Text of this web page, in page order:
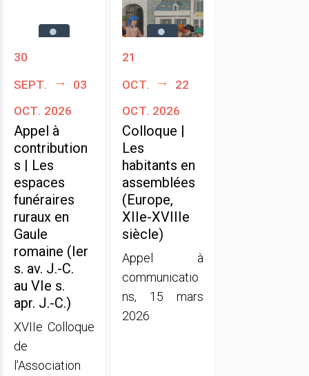
30
sept.
03
oct. 2026
Appel à
contribution
s | Les
espaces
funéraires
ruraux en
Gaule
romaine (Ier
s. av. J.-C.
au VIe s.
apr. J.-C.)
XVIIe Colloque
de
l’Association
21
oct.
22
oct. 2026
Colloque |
Les
habitants en
assemblées
(Europe,
XIIe-XVIIIe
siècle)
Appel à
communicatio
ns, 15 mars
2026